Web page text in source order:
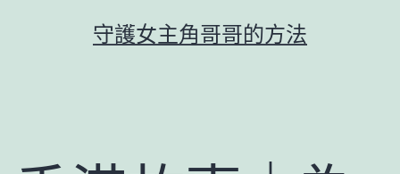
守護女主角哥哥的方法